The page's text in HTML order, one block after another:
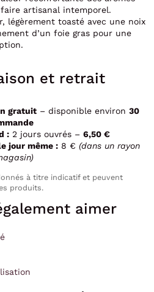
artisanal intemporel.
légèrement toasté avec une noix
d’un foie gras pour une
et retrait
gratuit – disponible environ 30
: 2 jours ouvrés – 6,50 €
jour même : 8 € (dans un rayon
à titre indicatif et peuvent
produits.
aimer